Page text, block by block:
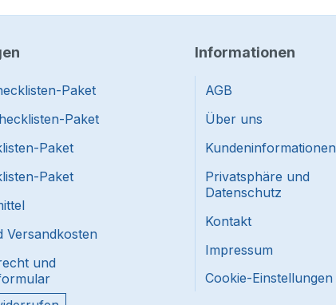
Paket
Paket
Paket
Paket
Versandkosten
und
Informationen
AGB
Über uns
Kundeninformationen
Privatsphäre und
Datenschutz
Kontakt
Impressum
Cookie-Einstellungen